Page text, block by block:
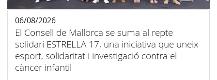
El Consell de Mallorca se suma al repte
solidari ESTRELLA 17, una iniciativa que uneix
esport, solidaritat i investigació contra el
càncer infantil
06/08/2026